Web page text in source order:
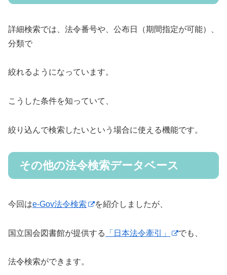
詳細検索では、法令番号や、公布日（期間指定が可能）、
分類で
絞れるようになっています。
こうした条件を知っていて、
絞り込んで検索したいという場合に使える機能です。
その他の法令検索データベース
今回はe-Gov法令検索 を紹介しましたが、
国立国会図書館が提供する 「日本法令牽引」 でも、
法令検索ができます。